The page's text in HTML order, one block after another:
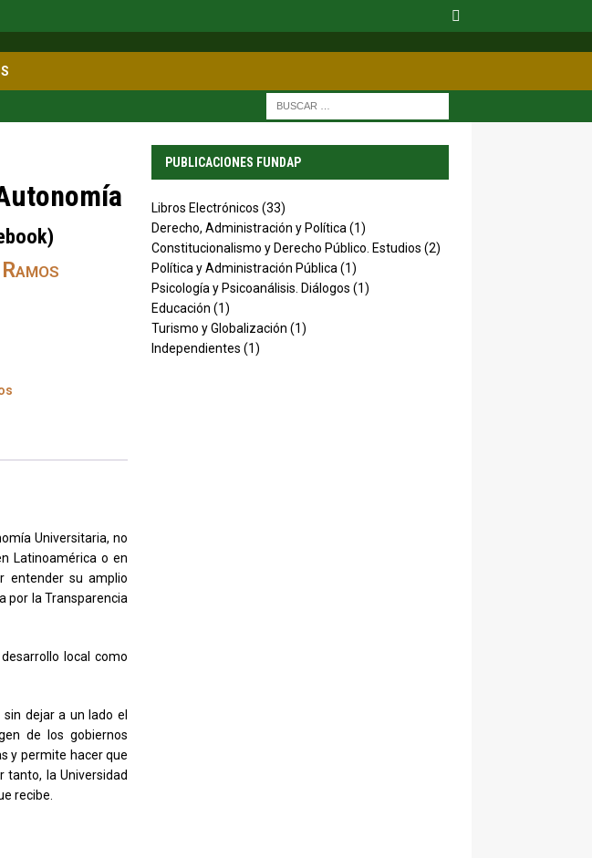
Universitaria, no
Latinoamérica o en
entender su amplio
por la Transparencia
local como
dejar a un lado el
de los gobiernos
y permite hacer que
tanto, la Universidad
recibe.
PUBLICACIONES FUNDAP
Libros Electrónicos (33)
Derecho, Administración y Política (1)
Constitucionalismo y Derecho Público. Estudios (2)
Política y Administración Pública (1)
Psicología y Psicoanálisis. Diálogos (1)
Educación (1)
Turismo y Globalización (1)
Independientes (1)